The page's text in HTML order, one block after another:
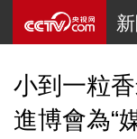
小到一粒
進博會為“